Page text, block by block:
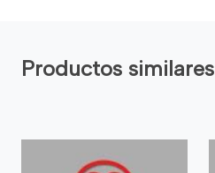
Productos similares